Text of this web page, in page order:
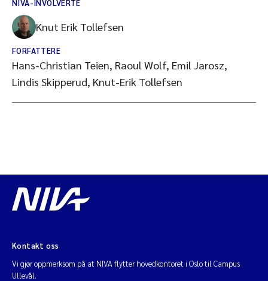
NIVA-INVOLVERTE
Knut Erik Tollefsen
FORFATTERE
Hans-Christian Teien, Raoul Wolf, Emil Jarosz,
Lindis Skipperud, Knut-Erik Tollefsen
Kontakt oss
Vi gjør oppmerksom på at NIVA flytter hovedkontoret i Oslo til Campus
Ullevål.